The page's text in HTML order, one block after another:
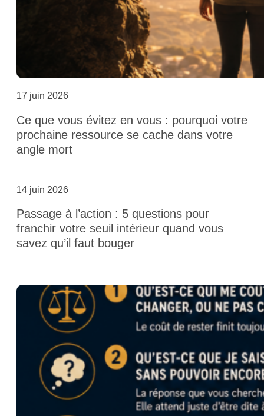
17 juin 2026
Ce que vous évitez en vous : pourquoi votre
prochaine ressource se cache dans votre
angle mort
14 juin 2026
Passage à l’action : 5 questions pour
franchir votre seuil intérieur quand vous
savez qu’il faut bouger